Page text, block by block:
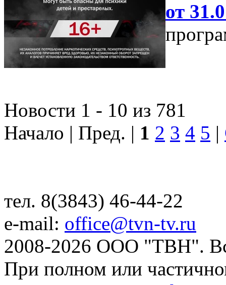
от
Новости 1 - 10 из 781
Начало | Пред. | 1 2 3 4 5 |
тел. 8(3843) 46-44-22
e-mail: office@tvn-tv.ru
2008-2026 ООО "ТВН".
При полном или